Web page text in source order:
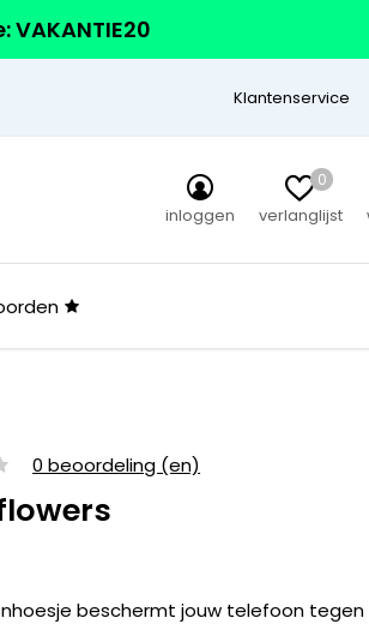
Klantenservice
inloggen
0
verlanglijst
0 beoordeling (en)
beschermt jouw telefoon tegen